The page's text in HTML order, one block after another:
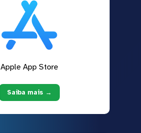
Apple App Store
Saiba mais →